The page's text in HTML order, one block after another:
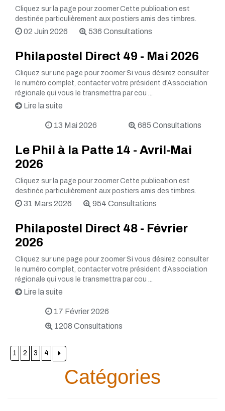
Cliquez sur la page pour zoomer Cette publication est
destinée particulièrement aux postiers amis des timbres.
02 Juin 2026 536 Consultations
Philapostel Direct 49 - Mai 2026
Cliquez sur une page pour zoomer Si vous désirez consulter
le numéro complet, contacter votre président d'Association
régionale qui vous le transmettra par cou ...
Lire la suite
13 Mai 2026 685 Consultations
Le Phil à la Patte 14 - Avril-Mai
2026
Cliquez sur la page pour zoomer Cette publication est
destinée particulièrement aux postiers amis des timbres.
31 Mars 2026 954 Consultations
Philapostel Direct 48 - Février
2026
Cliquez sur une page pour zoomer Si vous désirez consulter
le numéro complet, contacter votre président d'Association
régionale qui vous le transmettra par cou ...
Lire la suite
17 Février 2026
1208 Consultations
1 2 3 4
Catégories